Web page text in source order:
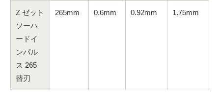
Z ゼット
ソーハ
ードイ
ンパル
ス 265
替刃
265mm 0.6mm 0.92mm 1.75mm